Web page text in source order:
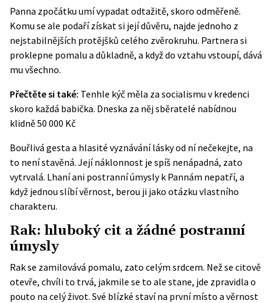
Panna zpočátku umí vypadat odtažitě, skoro odměřeně.
Komu se ale podaří získat si její důvěru, najde jednoho z
nejstabilnějších protějšků celého zvěrokruhu. Partnera si
proklepne pomalu a důkladně, a když do vztahu vstoupí, dává
mu všechno.
Přečtěte si také: Tenhle kýč měla za socialismu v kredenci
skoro každá babička. Dneska za něj sběratelé nabídnou
klidně 50 000 Kč
Bouřlivá gesta a hlasité vyznávání lásky od ní nečekejte, na
to není stavěná. Její náklonnost je spíš nenápadná, zato
vytrvalá. Lhaní ani postranní úmysly k Pannám nepatří, a
když jednou slíbí věrnost, berou ji jako otázku vlastního
charakteru.
Rak: hluboký cit a žádné postranní
úmysly
Rak se zamilovává pomalu, zato celým srdcem. Než se citově
otevře, chvíli to trvá, jakmile se to ale stane, jde zpravidla o
pouto na celý život. Své blízké staví na první místo a věrnost